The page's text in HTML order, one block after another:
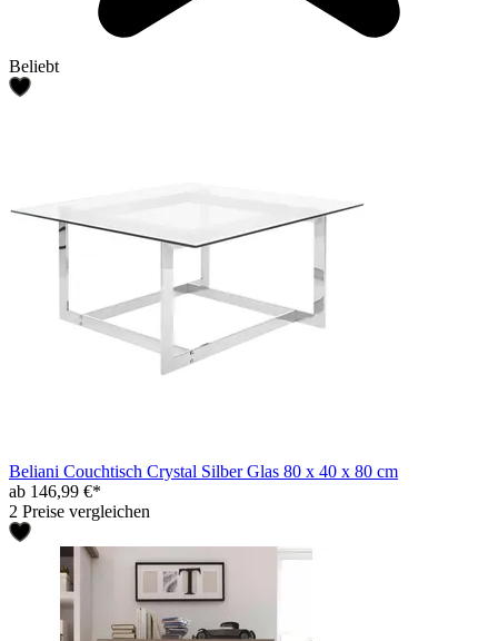
Beliebt
Beliani Couchtisch Crystal Silber Glas 80 x 40 x 80 cm
ab 146,99 €*
2 Preise vergleichen